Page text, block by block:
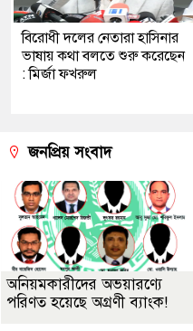
বিরোধী দলের নেতারা হাসিনার
ভাষায় কথা বলতে শুরু করেছেন
: মির্জা ফখরুল
জনপ্রিয় সংবাদ
অনিয়মকারীদের অভয়ারণ্যে
পরিণত হয়েছে অগ্রণী ব্যাংক!